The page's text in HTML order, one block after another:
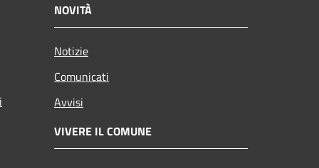
NOVITÀ
Notizie
Comunicati
Avvisi
VIVERE IL COMUNE